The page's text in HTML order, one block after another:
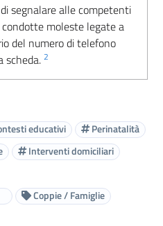
di segnalare alle competenti
moleste legate a
del numero di telefono
scheda. 2
educativi
Perinatalità
Interventi domiciliari
Coppie / Famiglie